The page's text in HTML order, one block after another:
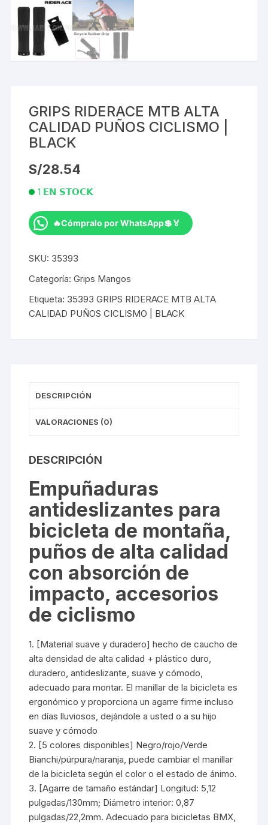
GRIPS RIDERACE MTB ALTA
CALIDAD PUÑOS CICLISMO |
BLACK
S/28.54
1 𝗘𝗡 𝗦𝗧𝗢𝗖𝗞
GRIPS
MTB
ALTA
PUÑOS
CICLISMO
🔥Cómpralo por WhatsApp💲🏅
SKU: 35393
Categoría:Grips Mangos
Etiqueta: 35393 GRIPS RIDERACE MTB ALTA
CALIDAD PUÑOS CICLISMO | BLACK
DESCRIPCIÓN
VALORACIONES (0)
DESCRIPCIÓN
Empuñaduras
antideslizantes para
bicicleta de montaña,
puños de alta calidad
con absorción de
impacto, accesorios
de ciclismo
1. [Material suave y duradero] hecho de caucho de
alta densidad de alta calidad + plástico duro,
duradero, antideslizante, suave y cómodo,
adecuado para montar. El manillar de la bicicleta es
ergonómico y proporciona un agarre firme incluso
en días lluviosos, dejándole a usted o a su hijo
suave y cómodo
2. [5 colores disponibles] Negro/rojo/Verde
Bianchi/púrpura/naranja, puede cambiar el manillar
de la bicicleta según el color o el estado de ánimo.
3. [Agarre de tamaño estándar] Longitud: 5,12
pulgadas/130mm; Diámetro interior: 0,87
pulgadas/22,2mm. Adecuado para bicicletas BMX,